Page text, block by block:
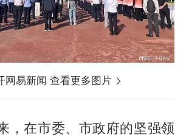
网易新闻 查看更多图片
，在市委、市政府的坚强领